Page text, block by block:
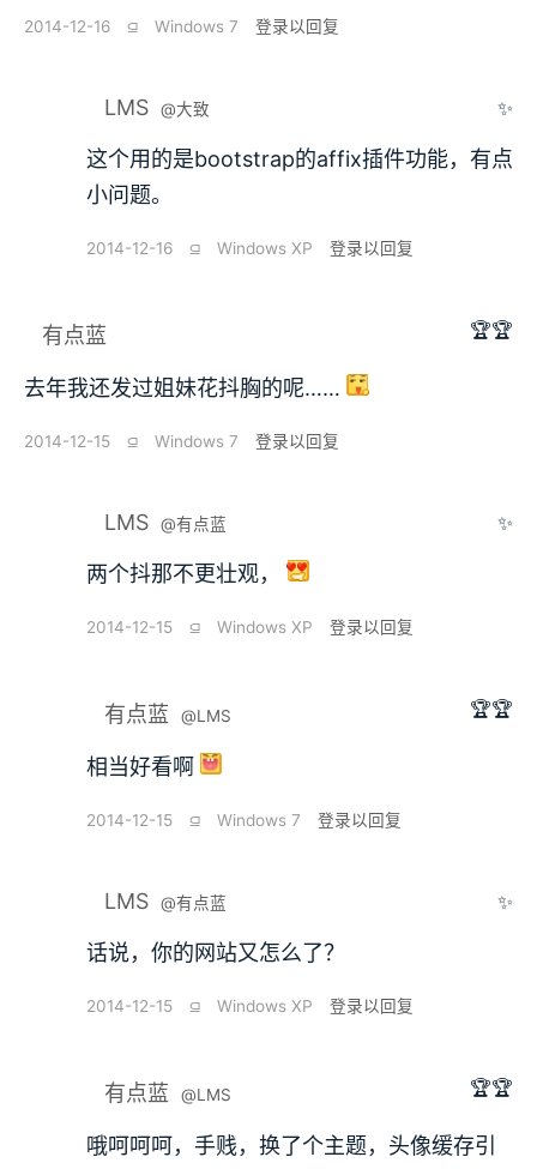
2014-12-16 ⫑ Windows 7 登录以回复
LMS @大致 ✨
这个用的是bootstrap的affix插件功能，有点
小问题。
2014-12-16 ⫑ Windows XP 登录以回复
有点蓝 🏆🏆
去年我还发过姐妹花抖胸的呢……
2014-12-15 ⫑ Windows 7 登录以回复
LMS @有点蓝 ✨
两个抖那不更壮观，
2014-12-15 ⫑ Windows XP 登录以回复
有点蓝 @LMS 🏆🏆
相当好看啊
2014-12-15 ⫑ Windows 7 登录以回复
LMS @有点蓝 ✨
话说，你的网站又怎么了？
2014-12-15 ⫑ Windows XP 登录以回复
有点蓝 @LMS 🏆🏆
哦呵呵呵，手贱，换了个主题，头像缓存引